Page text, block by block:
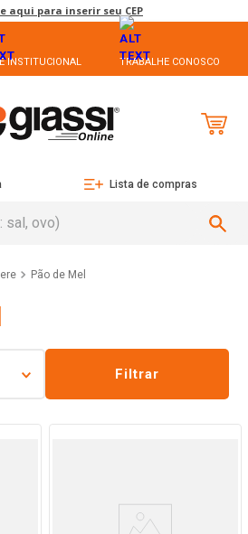
aqui para inserir seu CEP
INSTITUCIONAL TRABALHE CONOSCO
Lista de compras
Pão de Mel
Filtrar